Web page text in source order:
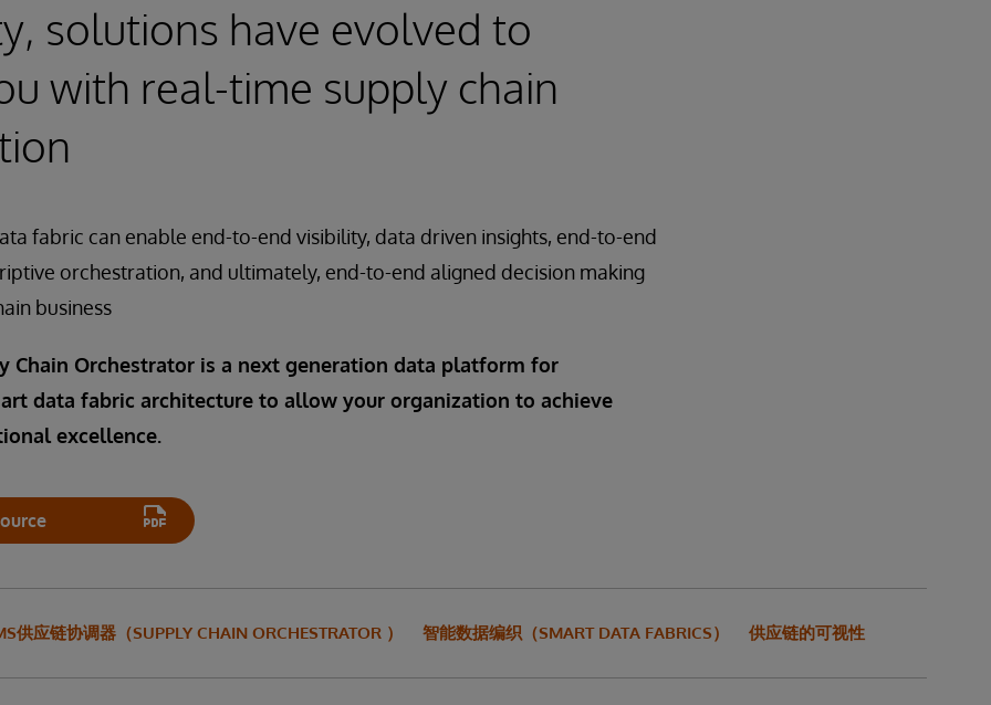
solutions have evolved to
with real-time supply chain
fabric can enable end-to-end visibility, data driven insights, end-to-end
orchestration, and ultimately, end-to-end aligned decision making
business
Chain Orchestrator is a next generation data platform for
data fabric architecture to allow your organization to achieve
excellence.
供应链协调器（SUPPLY CHAIN ORCHESTRATOR ） 智能数据编织（SMART DATA FABRICS） 供应链的可视性